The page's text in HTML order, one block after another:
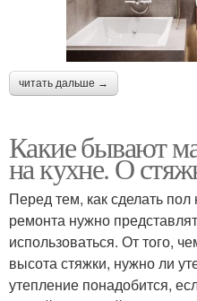
читать дальше →
Какие бывают
на кухне. О
Перед тем, как сделать
ремонта нужно
использоваться. От того,
высота стяжки, нужно ли
утепление понадобится,